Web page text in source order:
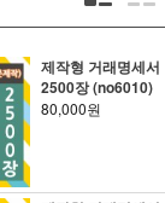
제작형 거래명세서
2500장 (no6010)
80,000원